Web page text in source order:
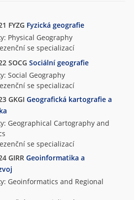
FYZG Fyzická geografie
Physical Geography
se specializací
SOCGSociální geografie
Social Geography
se specializací
GKGIGeografická kartografie a
Geographical Cartography and
se specializací
GIRRGeoinformatika a
Geoinformatics and Regional